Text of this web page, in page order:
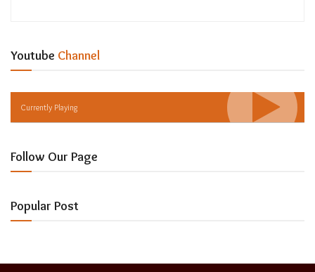
Youtube Channel
Currently Playing
Follow Our Page
Popular Post